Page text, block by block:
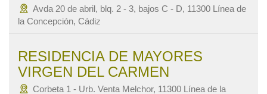
Avda 20 de abril, blq. 2 - 3, bajos C - D, 11300 Línea de
la Concepción, Cádiz
RESIDENCIA DE MAYORES
VIRGEN DEL CARMEN
Corbeta 1 - Urb. Venta Melchor, 11300 Línea de la